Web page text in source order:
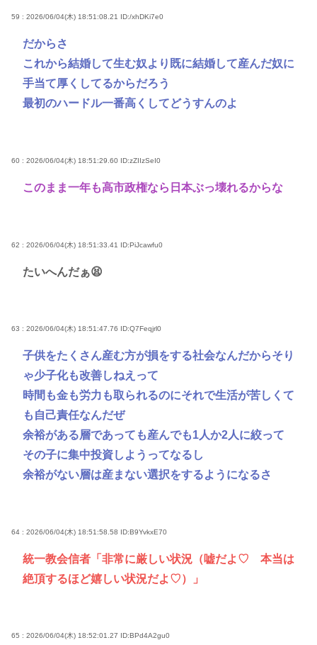
59 : 2026/06/04(木) 18:51:08.21 ID:/xhDKi7e0
だからさ
これから結婚して生む奴より既に結婚して産んだ奴に
手当て厚くしてるからだろう
最初のハードル一番高くしてどうすんのよ
60 : 2026/06/04(木) 18:51:29.60 ID:zZIIzSeI0
このまま一年も高市政権なら日本ぶっ壊れるからな
62 : 2026/06/04(木) 18:51:33.41 ID:PiJcawfu0
たいへんだぁ😫
63 : 2026/06/04(木) 18:51:47.76 ID:Q7Feqjrl0
子供をたくさん産む方が損をする社会なんだからそり
ゃ少子化も改善しねえって
時間も金も労力も取られるのにそれで生活が苦しくて
も自己責任なんだぜ
余裕がある層であっても産んでも1人か2人に絞って
その子に集中投資しようってなるし
余裕がない層は産まない選択をするようになるさ
64 : 2026/06/04(木) 18:51:58.58 ID:B9YvkxE70
統一教会信者「非常に厳しい状況（嘘だよ♡ 本当は
絶頂するほど嬉しい状況だよ♡）」
65 : 2026/06/04(木) 18:52:01.27 ID:BPd4A2gu0